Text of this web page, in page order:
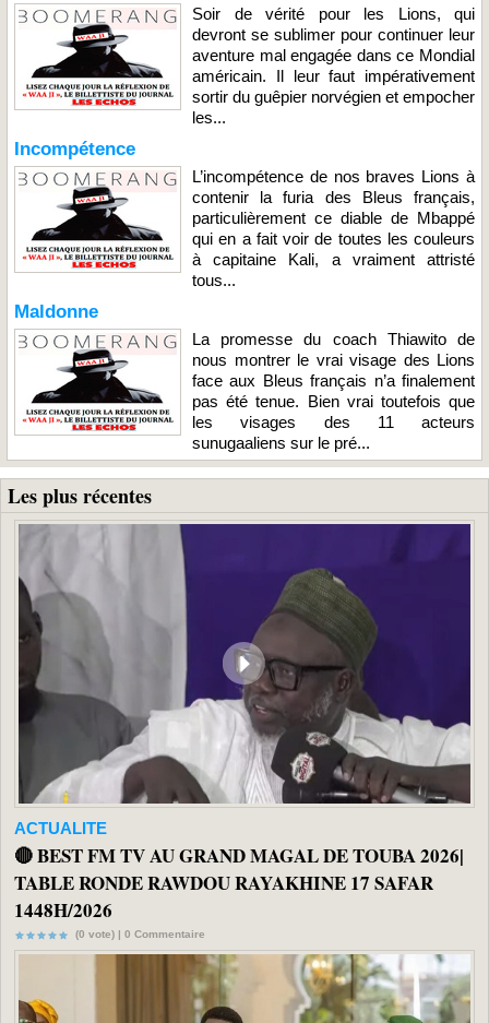
Soir de vérité pour les Lions, qui
devront se sublimer pour continuer leur
aventure mal engagée dans ce Mondial
américain. Il leur faut impérativement
sortir du guêpier norvégien et empocher
les...
Incompétence
L’incompétence de nos braves Lions à
contenir la furia des Bleus français,
particulièrement ce diable de Mbappé
qui en a fait voir de toutes les couleurs
à capitaine Kali, a vraiment attristé
tous...
Maldonne
La promesse du coach Thiawito de
nous montrer le vrai visage des Lions
face aux Bleus français n’a finalement
pas été tenue. Bien vrai toutefois que
les visages des 11 acteurs
sunugaaliens sur le pré...
Les plus récentes
ACTUALITE
🔴 BEST FM TV AU GRAND MAGAL DE TOUBA 2026|
TABLE RONDE RAWDOU RAYAKHINE 17 SAFAR
1448H/2026
(0 vote) | 0 Commentaire